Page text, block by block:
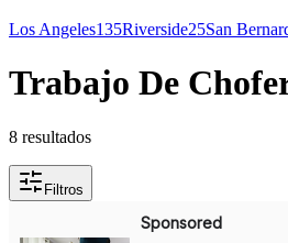
Los Angeles135Riverside25San
Trabajo De
8 resultados
Filtros